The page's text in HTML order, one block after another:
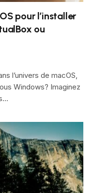
pour l’installer
ou
l’univers de macOS,
Windows? Imaginez